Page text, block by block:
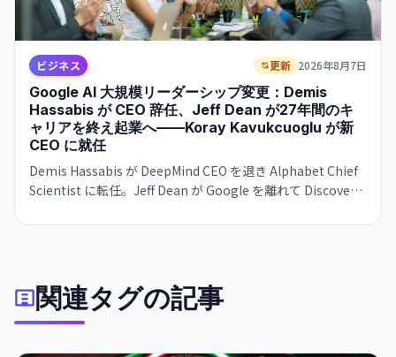
ビジネス 更新 2026年8月7日
Google AI 大規模リーダーシップ変更：Demis
Hassabis が CEO 辞任、Jeff Dean が27年間のキ
ャリアを終え起業へ——Koray Kavukcuoglu が新
CEO に就任
Demis Hassabis が DeepMind CEO を退き Alphabet Chief
Scientist に転任。Jeff Dean が Google を離れて Discovery
人材の同時流出が進む。
関連タグの記事